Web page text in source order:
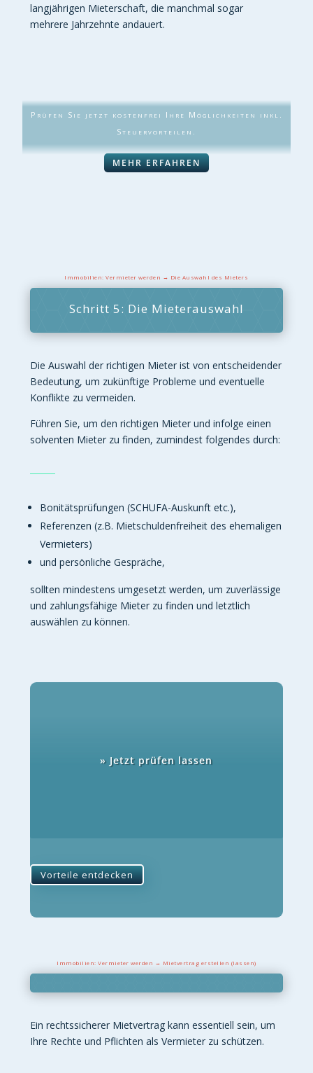
langjährigen Mieterschaft, die manchmal sogar
mehrere Jahrzehnte andauert.
Prüfen Sie jetzt kostenfrei Ihre Möglichkeiten inkl.
Steuervorteilen.
MEHR ERFAHREN
Immobilien: Vermieter werden → Die Auswahl des Mieters
Schritt 5: Die Mieterauswahl
Die Auswahl der richtigen Mieter ist von entscheidender
Bedeutung, um zukünftige Probleme und eventuelle
Konflikte zu vermeiden.
Führen Sie, um den richtigen Mieter und infolge einen
solventen Mieter zu finden, zumindest folgendes durch:
Bonitätsprüfungen (SCHUFA-Auskunft etc.),
Referenzen (z.B. Mietschuldenfreiheit des ehemaligen
Vermieters)
und persönliche Gespräche,
sollten mindestens umgesetzt werden, um zuverlässige
und zahlungsfähige Mieter zu finden und letztlich
auswählen zu können.
» Jetzt prüfen lassen
Vorteile entdecken
Immobilien: Vermieter werden → Mietvertrag erstellen (lassen)
Ein rechtssicherer Mietvertrag kann essentiell sein, um
Ihre Rechte und Pflichten als Vermieter zu schützen.